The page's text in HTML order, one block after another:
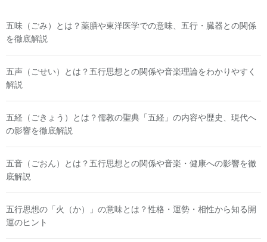
五味（ごみ）とは？薬膳や東洋医学での意味、五行・臓器との関係
を徹底解説
五声（ごせい）とは？五行思想との関係や音楽理論をわかりやすく
解説
五経（ごきょう）とは？儒教の聖典「五経」の内容や歴史、現代へ
の影響を徹底解説
五音（ごおん）とは？五行思想との関係や音楽・健康への影響を徹
底解説
五行思想の「火（か）」の意味とは？性格・運勢・相性から知る開
運のヒント